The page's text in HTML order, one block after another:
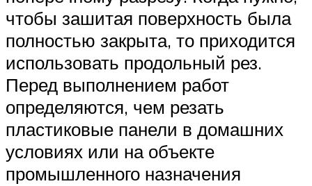
чтобы зашитая поверхность была
полностью закрыта, то приходится
использовать продольный рез.
Перед выполнением работ
определяются, чем резать
пластиковые панели в домашних
условиях или на объекте
промышленного назначения